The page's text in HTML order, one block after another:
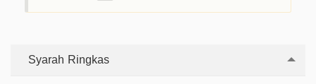
Syarah Ringkas